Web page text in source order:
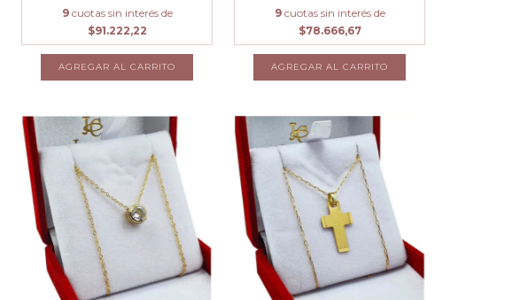
9 cuotas sin interés de
$91.222,22
9 cuotas sin interés de
$78.666,67